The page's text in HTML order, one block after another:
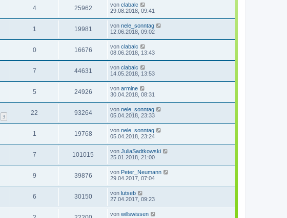
4 25962 von clabalc
29.08.2018, 09:41
1 19981 von nele_sonntag
12.06.2018, 09:02
0 16676 von clabalc
08.06.2018, 13:43
7 44631 von clabalc
14.05.2018, 13:53
5 24926 von armine
30.04.2018, 08:31
3
22 93264 von nele_sonntag
05.04.2018, 23:33
1 19768 von nele_sonntag
05.04.2018, 23:24
7 101015 von JuliaSadtkowski
25.01.2018, 21:00
9 39876 von Peter_Neumann
29.04.2017, 07:04
6 30150 von lutseb
27.04.2017, 09:23
von willswissen